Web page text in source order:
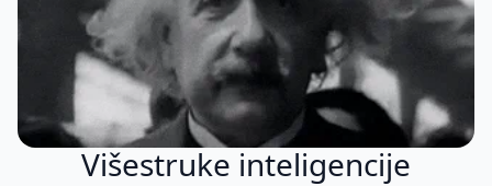
Višestruke inteligencije